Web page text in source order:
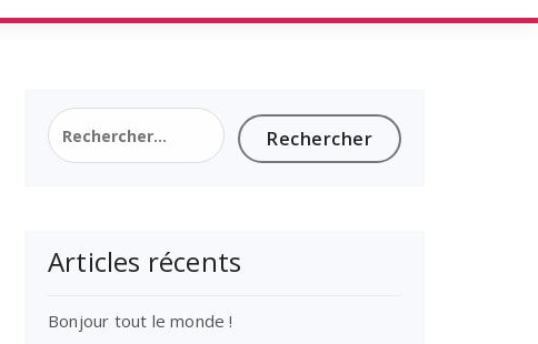
Rechercher :
Articles récents
Bonjour tout le monde !